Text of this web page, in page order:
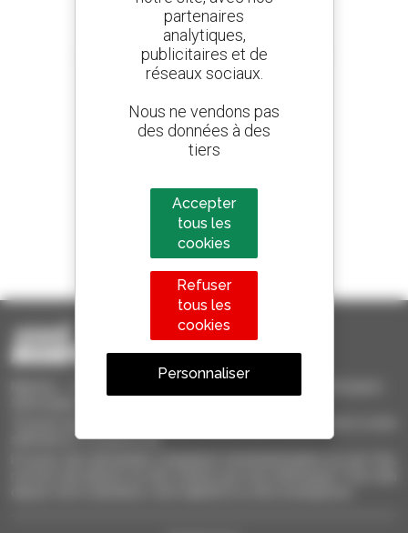
Créez vos alertes
et recevez des annonces de matériels d'occasion
800 concessionnaires
1 chariot télescopique sur 4
sélection et comparez-les.
partenaires
analytiques,
publicitaires et de
réseaux sociaux.
Nous ne vendons pas
des données à des
tiers
Accepter
tous les
cookies
Refuser
tous les
cookies
Personnaliser